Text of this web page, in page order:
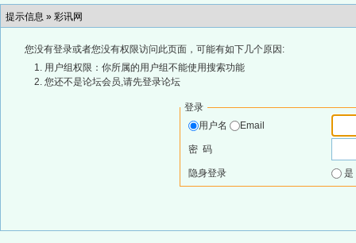
提示信息 » 彩讯网
您没有登录或者您没有权限访问此页面，可能有如下几个原因:
用户组权限：你所属的用户组不能使用搜索功能
您还不是论坛会员,请先登录论坛
登录
用户名
Email
密 码
隐身登录